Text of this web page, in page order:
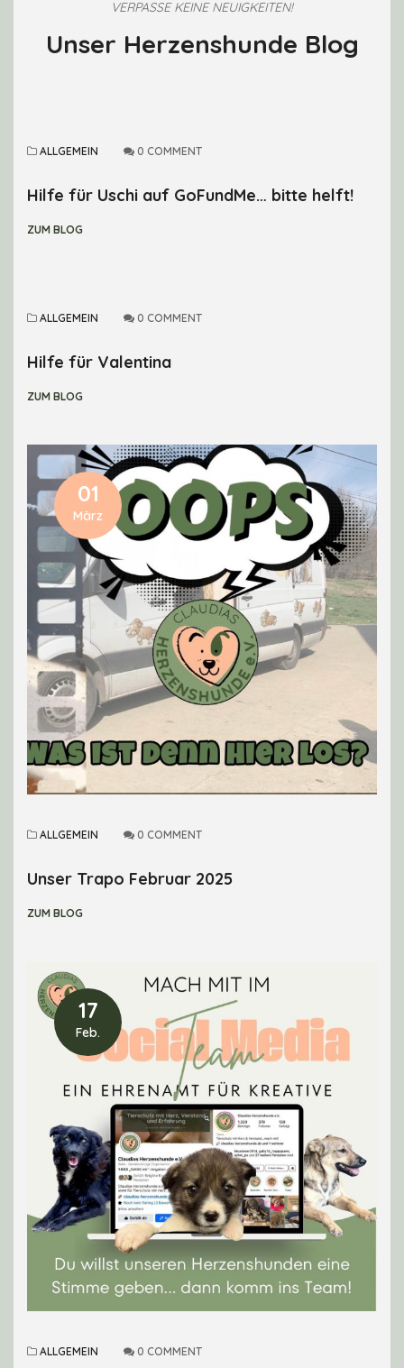
VERPASSE KEINE NEUIGKEITEN!
Unser Herzenshunde Blog
ALLGEMEIN 0 COMMENT
Hilfe für Uschi auf GoFundMe… bitte helft!
ZUM BLOG
ALLGEMEIN 0 COMMENT
Hilfe für Valentina
ZUM BLOG
01
März
ALLGEMEIN 0 COMMENT
Unser Trapo Februar 2025
ZUM BLOG
17
Feb.
ALLGEMEIN 0 COMMENT